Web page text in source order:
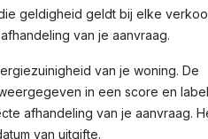
geldigheid geldt bij elke
van je aanvraag.
van je woning. De
in een score en
afhandeling van je aanvraag.
van uitgifte.